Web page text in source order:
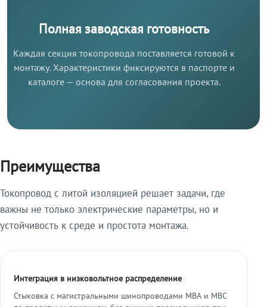
Полная заводская готовность
Каждая секция токопровода поставляется готовой к
монтажу. Характеристики фиксируются в паспорте и
каталоге — основа для согласования проекта.
Преимущества
Токопровод с литой изоляцией решает задачи, где
важны не только электрические параметры, но и
устойчивость к среде и простота монтажа.
Интеграция в низковольтное распределение
Стыковка с магистральными шинопроводами МВА и МВС